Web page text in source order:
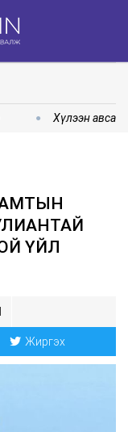
Хүлээн авсан
ҮЙЛ
Жиргэх